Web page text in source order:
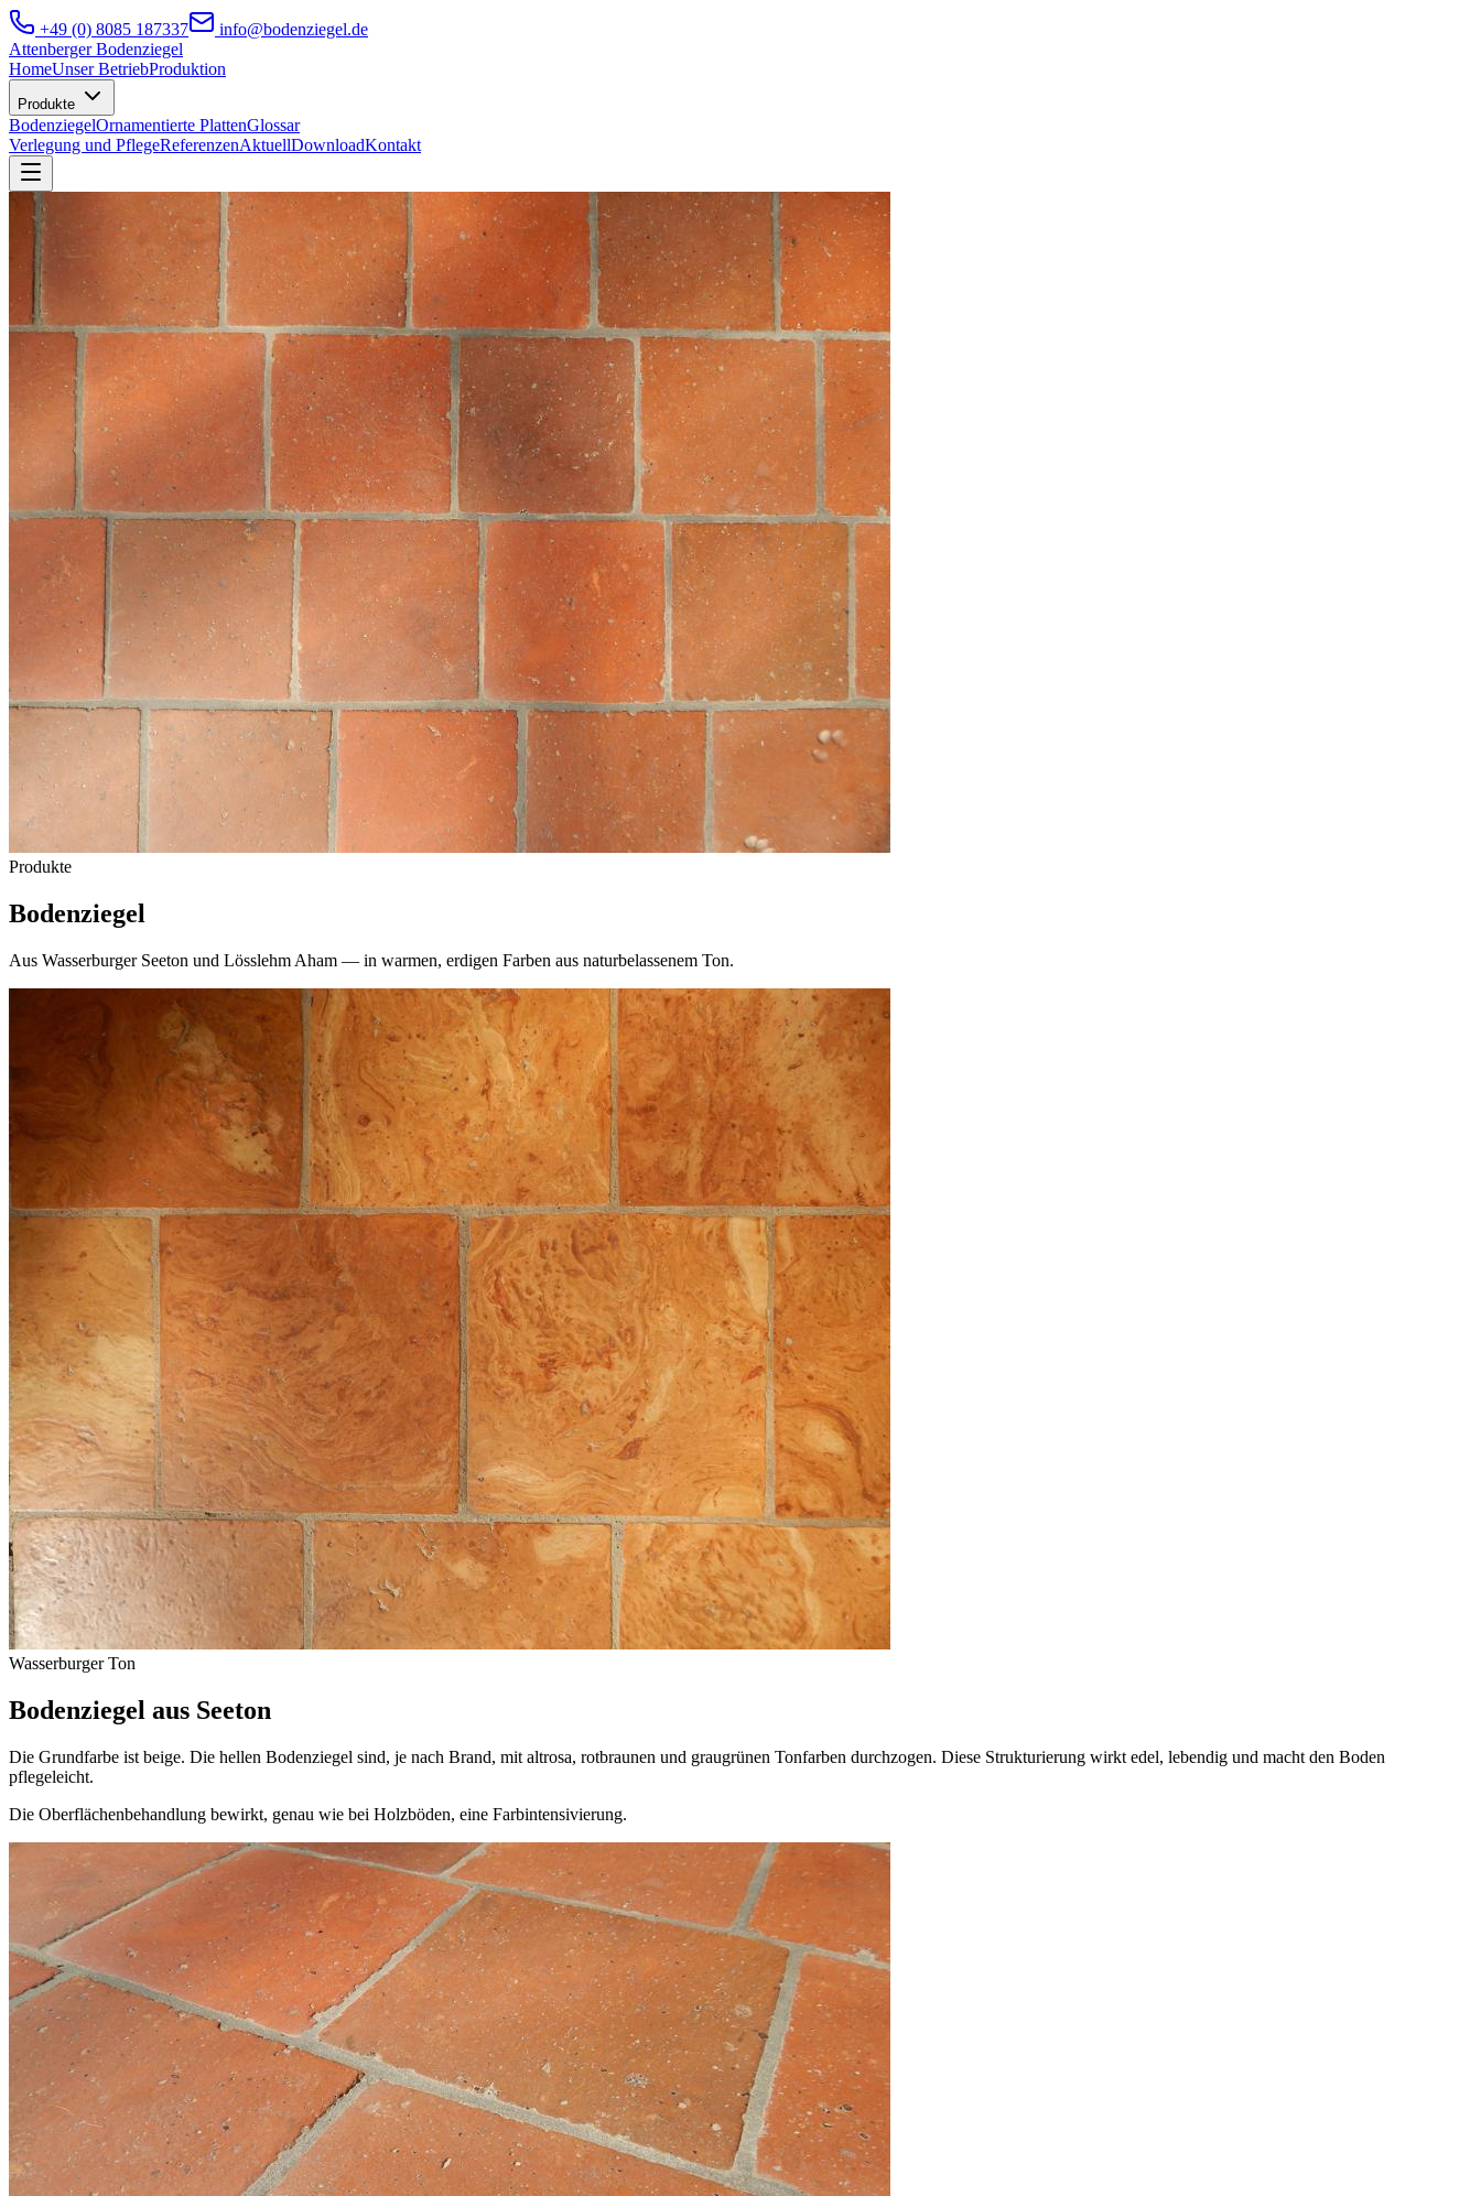
+49 (0) 8085 187337
info@bodenziegel.de
AttenbergerBodenziegel
HomeUnser BetriebProduktion
Produkte
BodenziegelOrnamentierte PlattenGlossar
Verlegung und PflegeReferenzenAktuellDownloadKontakt
Produkte
Bodenziegel
Aus Wasserburger Seeton und Lösslehm Aham — in warmen, erdigen Farben aus naturbelassenem Ton.
Wasserburger Ton
Bodenziegel aus Seeton
Die Grundfarbe ist beige. Die hellen Bodenziegel sind, je nach Brand, mit altrosa, rotbraunen und graugrünen Tonfarben durchzogen. Diese Strukturierung wirkt edel, lebendig und macht den Boden
pflegeleicht.
Die Oberflächenbehandlung bewirkt, genau wie bei Holzböden, eine Farbintensivierung.